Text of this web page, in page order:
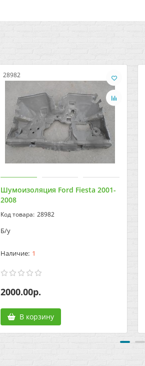
28982
Шумоизоляция Ford Fiesta 2001-
2008
28982
Б/у
1
2000.00р.
В корзину